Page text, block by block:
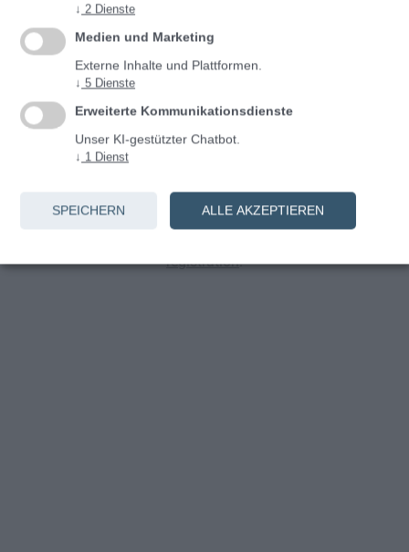
Passwort
registration.
↓ 2 Dienste
Medien und Marketing
Externe Inhalte und Plattformen.
↓ 5 Dienste
Erweiterte Kommunikationsdienste
Unser KI-gestützter Chatbot.
↓ 1 Dienst
SPEICHERN ALLE AKZEPTIEREN